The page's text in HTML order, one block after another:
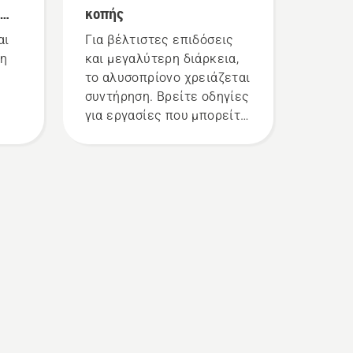
κοπής
Για βέλτιστες επιδόσεις
και μεγαλύτερη διάρκεια,
το αλυσοπρίονο χρειάζεται
συντήρηση. Βρείτε οδηγίες
για εργασίες που μπορείτε